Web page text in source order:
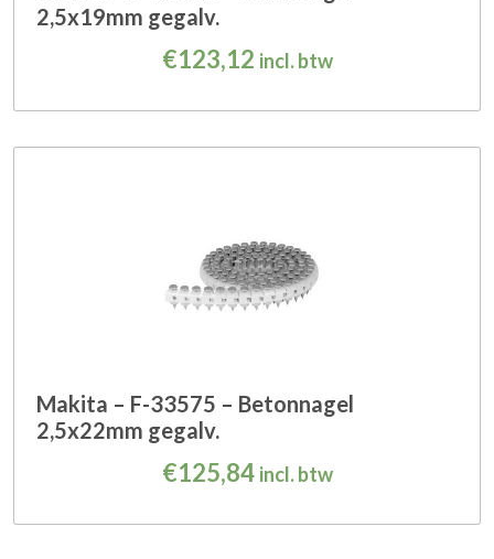
2,5x19mm gegalv.
€123,12 incl. btw
Makita – F-33575 – Betonnagel
2,5x22mm gegalv.
€125,84 incl. btw